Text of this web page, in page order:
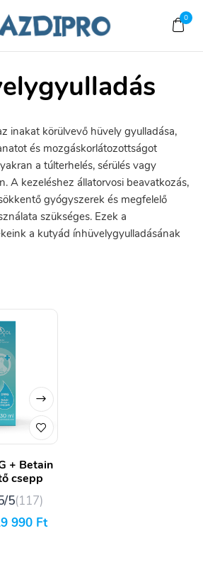
0
inakat körülvevő hüvely gyulladása,
és mozgáskorlátozottságot
a túlterhelés, sérülés vagy
A kezeléshez állatorvosi beavatkozás,
gyógyszerek és megfelelő
szükséges. Ezek a
a kutyád ínhüvelygyulladásának
+ Betain
csepp
5(117)
990 Ft